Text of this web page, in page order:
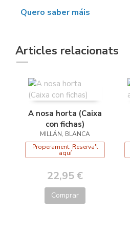
Quero saber máis
Articles relacionats
A nosa horta (Caixa
con fichas)
MILLÁN, BLANCA
Properament. Reserva'l
aquí
22,95 €
Comprar